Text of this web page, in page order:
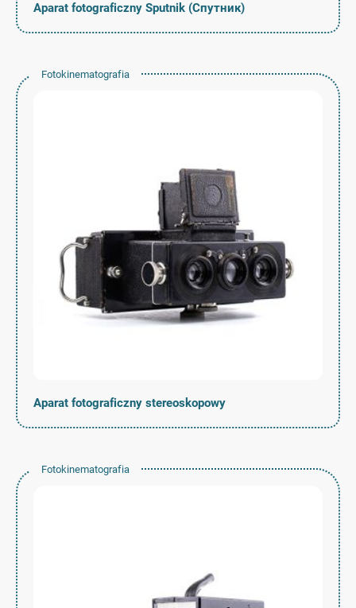
Aparat fotograficzny Sputnik (Спутник)
Fotokinematografia
Aparat fotograficzny stereoskopowy
Fotokinematografia